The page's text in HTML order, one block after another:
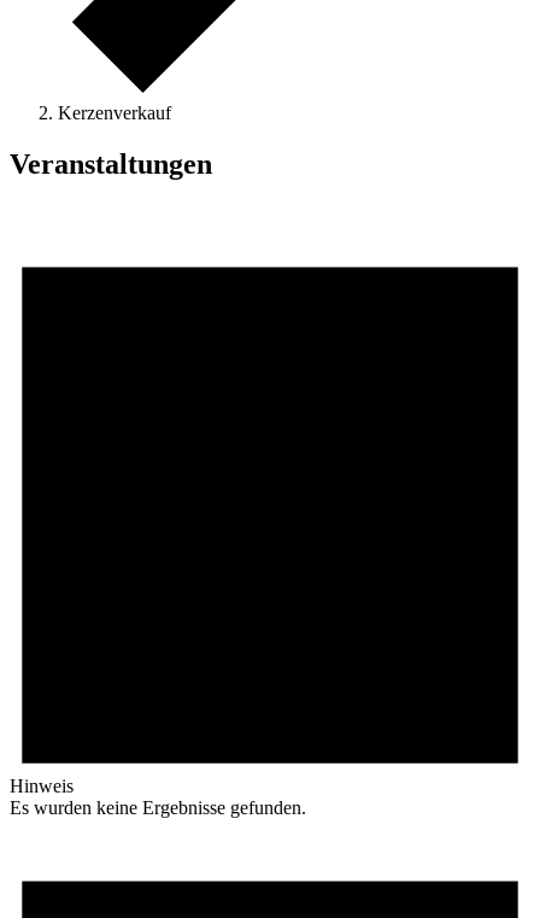
Kerzenverkauf
Veranstaltungen
Hinweis
Es wurden keine Ergebnisse gefunden.